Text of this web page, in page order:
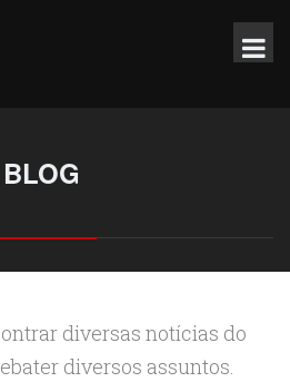
BLOG
diversas notícias do
diversos assuntos.